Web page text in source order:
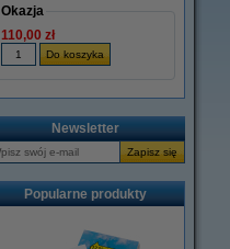
Okazja
110,00 zł
Newsletter
Popularne produkty